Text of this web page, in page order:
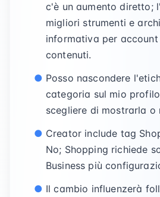
c'è un aumento diretto;
migliori strumenti e
informativa per
contenuti.
Posso nascondere
categoria sul mio
scegliere di mostrarla o
Creator include tag
No; Shopping richiede
Business più
Il cambio influenzerà